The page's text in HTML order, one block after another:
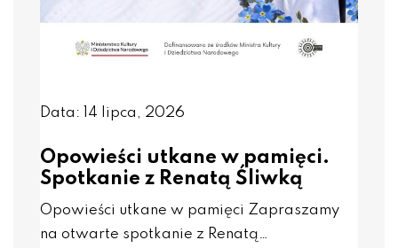
Data: 14 lipca, 2026
Opowieści utkane w pamięci.
Spotkanie z Renatą Śliwką
Opowieści utkane w pamięci Zapraszamy
na otwarte spotkanie z Renatą…